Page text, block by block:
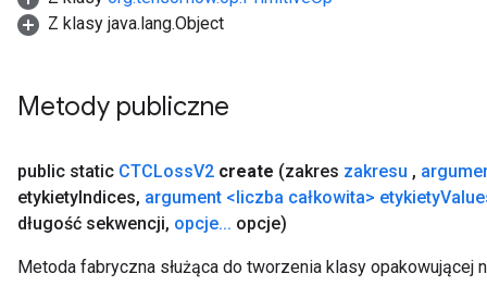
Z klasy java.lang.Object
Metody publiczne
public static CTCLossV2 create (zakres zakresu ,
etykietyIndices, argument <liczba całkowita> etykiety
długość sekwencji, opcje... opcje)
Metoda fabryczna służąca do tworzenia klasy opakowującej